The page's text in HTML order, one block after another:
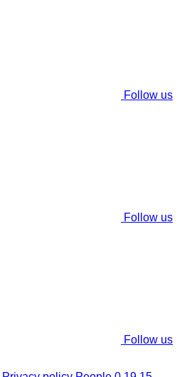
Follow us
Follow us
Follow us